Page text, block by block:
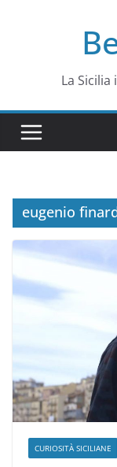
La
eugenio
CURIOSITÀ SICILIANE